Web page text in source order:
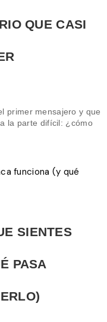
QUE CASI
primer mensajero y que
la parte difícil: ¿cómo
SIENTES
PASA